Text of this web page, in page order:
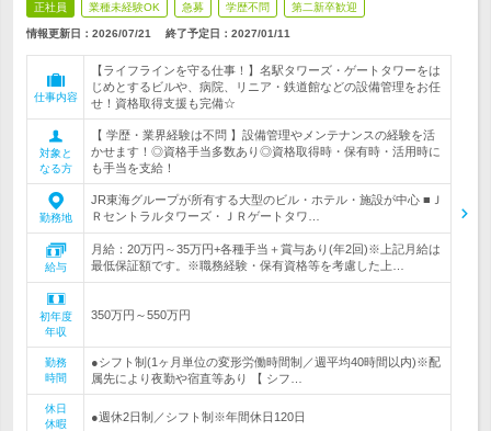
正社員 業種未経験OK 急募 学歴不問 第二新卒歓迎
情報更新日：2026/07/21 終了予定日： 2027/01/11
仕事内容
【ライフラインを守る仕事！】名駅タワーズ・ゲートタワーをは
じめとするビルや、病院、リニア・鉄道館などの設備管理をお任
せ！資格取得支援も完備☆
対象と
なる方
【 学歴・業界経験は不問 】設備管理やメンテナンスの経験を活
かせます！◎資格手当多数あり◎資格取得時・保有時・活用時に
も手当を支給！
勤務地
JR東海グループが所有する大型のビル・ホテル・施設が中心 ■Ｊ
Ｒセントラルタワーズ・ＪＲゲートタワ…
給与
月給：20万円～35万円+各種手当＋賞与あり(年2回)※上記月給は
最低保証額です。※職務経験・保有資格等を考慮した上…
初年度
年収
350万円～550万円
勤務
時間
●シフト制(1ヶ月単位の変形労働時間制／週平均40時間以内)※配
属先により夜勤や宿直等あり 【 シフ…
休日
休暇
●週休2日制／シフト制※年間休日120日